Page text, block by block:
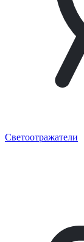
Светоотражатели